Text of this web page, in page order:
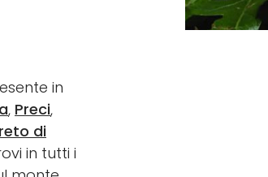
in
, Preci,
di
in tutti i